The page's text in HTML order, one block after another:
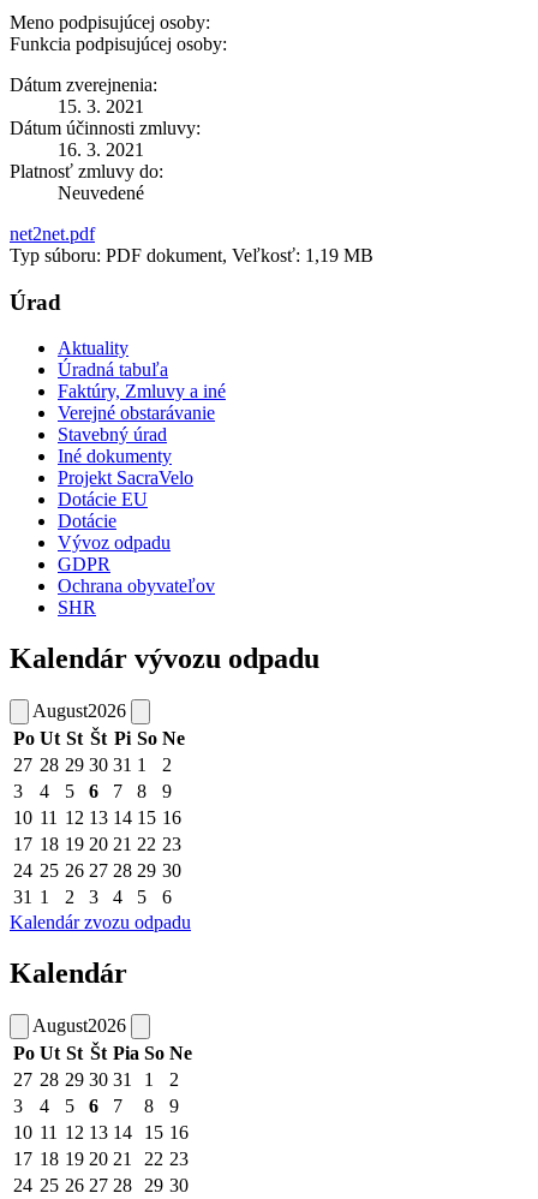
Meno podpisujúcej osoby:
Funkcia podpisujúcej osoby:
Dátum zverejnenia:
15. 3. 2021
Dátum účinnosti zmluvy:
16. 3. 2021
Platnosť zmluvy do:
Neuvedené
net2net.pdf
Typ súboru: PDF dokument, Veľkosť: 1,19 MB
Úrad
Aktuality
Úradná tabuľa
Faktúry, Zmluvy a iné
Verejné obstarávanie
Stavebný úrad
Iné dokumenty
Projekt SacraVelo
Dotácie EU
Dotácie
Vývoz odpadu
GDPR
Ochrana obyvateľov
SHR
Kalendár vývozu odpadu
August2026
Po Ut St Št Pi So Ne
27 28 29 30 31 1
2
3
4 5 6 7 8
9
10 11 12 13 14 15 16
17 18 19 20 21 22 23
24 25 26 27 28 29 30
31 1 2 3 4 5
6
Kalendár zvozu odpadu
Kalendár
August2026
Po Ut St Št Pia So Ne
27 28 29 30 31 1
2
3
4 5 6 7 8
9
10 11 12 13 14 15 16
17 18 19 20 21 22 23
24 25 26 27 28 29 30